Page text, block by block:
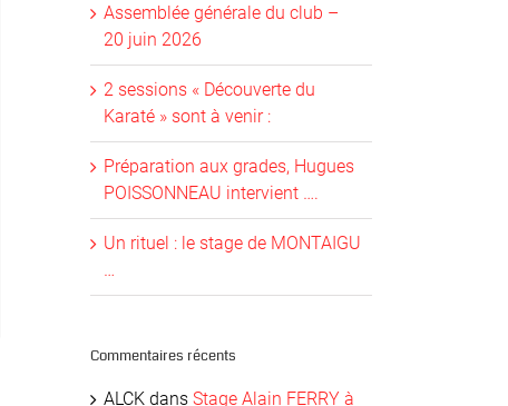
Assemblée générale du club –
20 juin 2026
2 sessions « Découverte du
Karaté » sont à venir :
Préparation aux grades, Hugues
POISSONNEAU intervient ….
Un rituel : le stage de MONTAIGU
…
Commentaires récents
ALCK dans Stage Alain FERRY à